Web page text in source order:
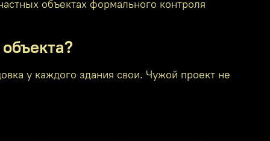
объектах формального контроля
у каждого здания свои. Чужой проект не